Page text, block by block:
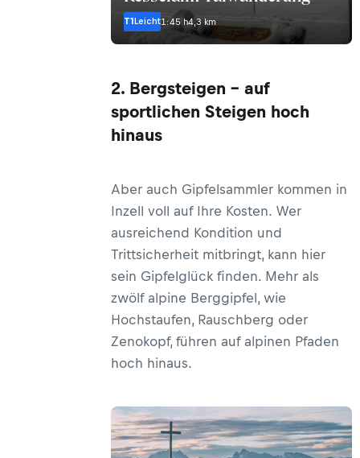
T1Leicht1:45 h4,3 km
2. Bergsteigen – auf
sportlichen Steigen hoch
hinaus
Aber auch Gipfelsammler kommen in
Inzell voll auf Ihre Kosten. Wer
ausreichend Kondition und
Trittsicherheit mitbringt, kann hier
sein Gipfelglück finden. Mehr als
zwölf alpine Berggipfel, wie
Hochstaufen, Rauschberg oder
Zenokopf, führen auf alpinen Pfaden
hoch hinaus.